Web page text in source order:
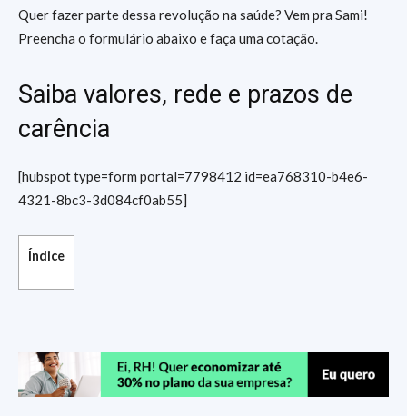
Quer fazer parte dessa revolução na saúde? Vem pra Sami!
Preencha o formulário abaixo e faça uma cotação.
Saiba valores, rede e prazos de
carência
[hubspot type=form portal=7798412 id=ea768310-b4e6-
4321-8bc3-3d084cf0ab55]
Índice